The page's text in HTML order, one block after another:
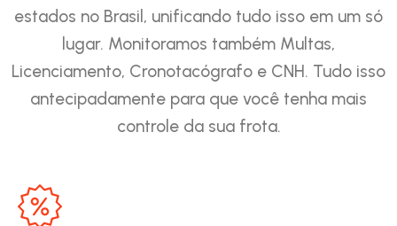
estados no Brasil, unificando tudo isso em um só
lugar. Monitoramos também Multas,
Licenciamento, Cronotacógrafo e CNH. Tudo isso
antecipadamente para que você tenha mais
controle da sua frota.